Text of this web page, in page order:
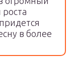
в более